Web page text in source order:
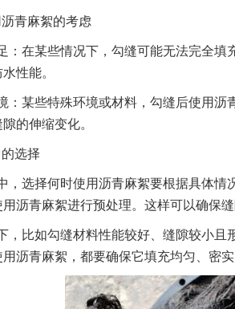
青麻絮的考虑
：在某些情况下，勾缝可能无法完全
性能。
：某些特殊环境或材料，勾缝后使用
的伸缩变化。
选择
，选择何时使用沥青麻絮要根据具体
沥青麻絮进行预处理。这样可以确保
，比如勾缝材料性能较好、缝隙较小
沥青麻絮，都要确保它填充均匀、密实